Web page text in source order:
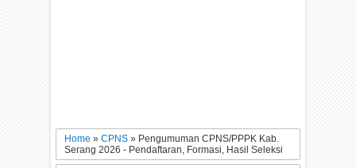
Home»CPNS» Pengumuman CPNS/PPPK Kab.
Serang 2026 - Pendaftaran, Formasi, Hasil Seleksi